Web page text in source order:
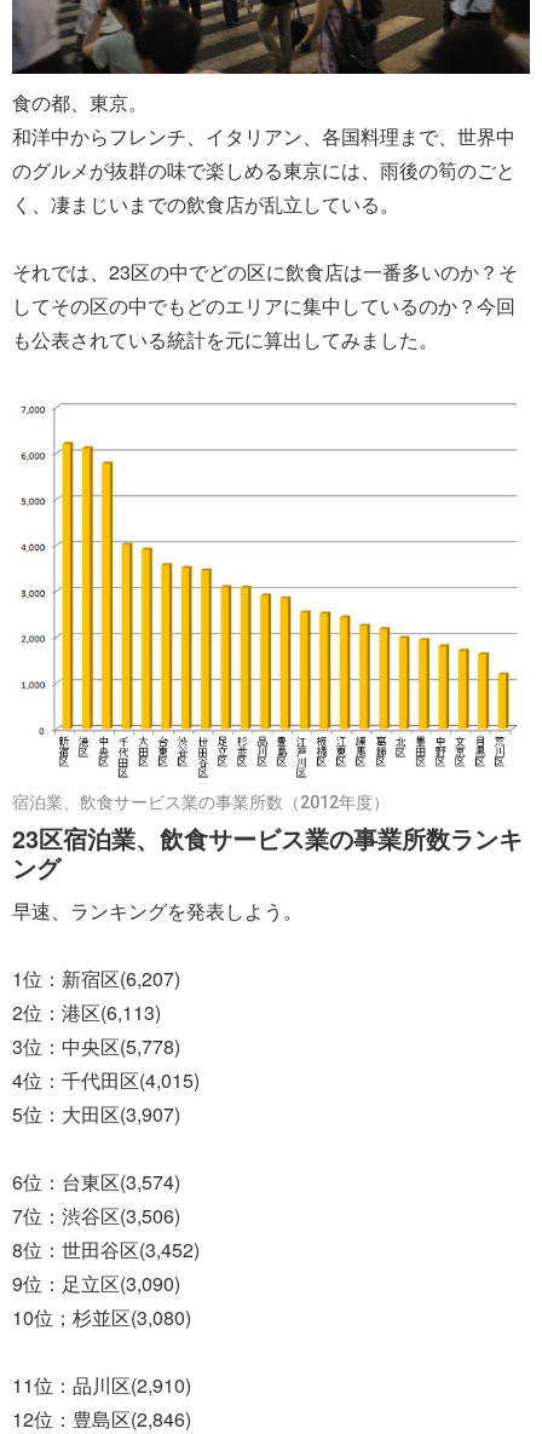
食の都、東京。
和洋中からフレンチ、イタリアン、各国料理まで、世界中
のグルメが抜群の味で楽しめる東京には、雨後の筍のごと
く、凄まじいまでの飲食店が乱立している。
それでは、23区の中でどの区に飲食店は一番多いのか？そ
してその区の中でもどのエリアに集中しているのか？今回
も公表されている統計を元に算出してみました。
宿泊業、飲食サービス業の事業所数（2012年度）
23区宿泊業、飲食サービス業の事業所数ランキ
ング
早速、ランキングを発表しよう。
1位：新宿区(6,207)
2位：港区(6,113)
3位：中央区(5,778)
4位：千代田区(4,015)
5位：大田区(3,907)
6位：台東区(3,574)
7位：渋谷区(3,506)
8位：世田谷区(3,452)
9位：足立区(3,090)
10位；杉並区(3,080)
11位：品川区(2,910)
12位：豊島区(2,846)